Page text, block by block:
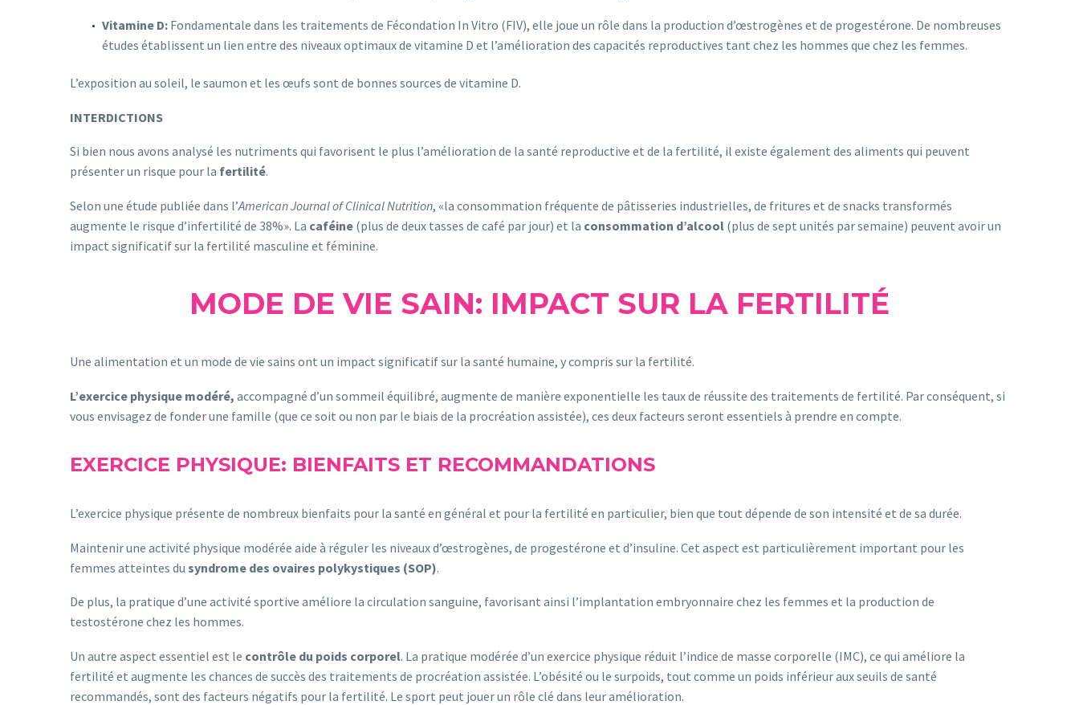
Vitamine D: Fondamentale dans les traitements de Fécondation In Vitro (FIV), elle joue un rôle dans la production d’œstrogènes et de progestérone. De nombreuses
études établissent un lien entre des niveaux optimaux de vitamine D et l’amélioration des capacités reproductives tant chez les hommes que chez les femmes.
L’exposition au soleil, le saumon et les œufs sont de bonnes sources de vitamine D.
INTERDICTIONS
Si bien nous avons analysé les nutriments qui favorisent le plus l’amélioration de la santé reproductive et de la fertilité, il existe également des aliments qui peuvent
présenter un risque pour la fertilité.
Selon une étude publiée dans l’American Journal of Clinical Nutrition, «la consommation fréquente de pâtisseries industrielles, de fritures et de snacks transformés
augmente le risque d’infertilité de 38%». La caféine (plus de deux tasses de café par jour) et la consommation d’alcool (plus de sept unités par semaine) peuvent avoir un
impact significatif sur la fertilité masculine et féminine.
MODE DE VIE SAIN: IMPACT SUR LA FERTILITÉ
Une alimentation et un mode de vie sains ont un impact significatif sur la santé humaine, y compris sur la fertilité.
L’exercice physique modéré, accompagné d’un sommeil équilibré, augmente de manière exponentielle les taux de réussite des traitements de fertilité. Par conséquent, si
vous envisagez de fonder une famille (que ce soit ou non par le biais de la procréation assistée), ces deux facteurs seront essentiels à prendre en compte.
EXERCICE PHYSIQUE: BIENFAITS ET RECOMMANDATIONS
L’exercice physique présente de nombreux bienfaits pour la santé en général et pour la fertilité en particulier, bien que tout dépende de son intensité et de sa durée.
Maintenir une activité physique modérée aide à réguler les niveaux d’œstrogènes, de progestérone et d’insuline. Cet aspect est particulièrement important pour les
femmes atteintes du syndrome des ovaires polykystiques (SOP).
De plus, la pratique d’une activité sportive améliore la circulation sanguine, favorisant ainsi l’implantation embryonnaire chez les femmes et la production de
testostérone chez les hommes.
Un autre aspect essentiel est le contrôle du poids corporel. La pratique modérée d’un exercice physique réduit l’indice de masse corporelle (IMC), ce qui améliore la
fertilité et augmente les chances de succès des traitements de procréation assistée. L’obésité ou le surpoids, tout comme un poids inférieur aux seuils de santé
recommandés, sont des facteurs négatifs pour la fertilité. Le sport peut jouer un rôle clé dans leur amélioration.